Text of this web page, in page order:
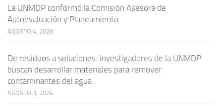
La UNMDP conformó la Comisión Asesora de
Autoevaluación y Planeamiento
AGOSTO 4, 2026
De residuos a soluciones: investigadores de la UNMDP
buscan desarrollar materiales para remover
contaminantes del agua
AGOSTO 3, 2026